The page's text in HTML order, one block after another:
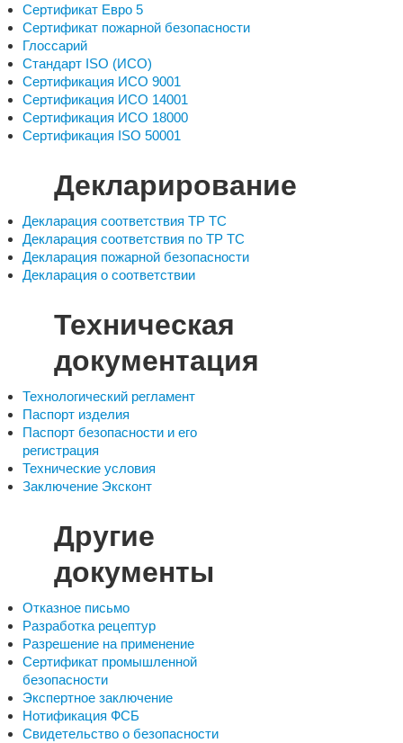
Сертификат Евро 5
Сертификат пожарной безопасности
Глоссарий
Стандарт ISO (ИСО)
Сертификация ИСО 9001
Сертификация ИСО 14001
Сертификация ИСО 18000
Сертификация ISO 50001
Декларирование
Декларация соответствия ТР ТС
Декларация соответствия по ТР ТС
Декларация пожарной безопасности
Декларация о соответствии
Техническая
документация
Технологический регламент
Паспорт изделия
Паспорт безопасности и его
регистрация
Технические условия
Заключение Эксконт
Другие
документы
Отказное письмо
Разработка рецептур
Разрешение на применение
Сертификат промышленной
безопасности
Экспертное заключение
Нотификация ФСБ
Свидетельство о безопасности